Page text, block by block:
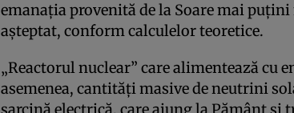
emanaţia provenită de la Soare mai
aşteptat, conform calculelor teoretice.
„Reactorul nuclear” care alimentează cu
asemenea, cantităţi masive de neutrini